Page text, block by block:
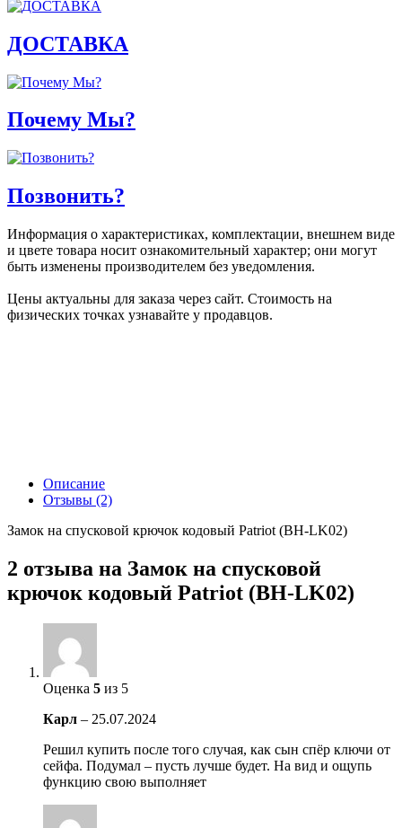
ДОСТАВКА
Почему Мы?
Позвонить?
Информация о характеристиках, комплектации, внешнем виде
и цвете товара носит ознакомительный характер; они могут
быть изменены производителем без уведомления.
Цены актуальны для заказа через сайт. Стоимость на
физических точках узнавайте у продавцов.
Описание
Отзывы (2)
Замок на спусковой крючок кодовый Patriot (BH-LK02)
2 отзыва на Замок на спусковой
крючок кодовый Patriot (BH-LK02)
Оценка 5 из 5
Карл – 25.07.2024
Решил купить после того случая, как сын спёр ключи от
сейфа. Подумал – пусть лучше будет. На вид и ощупь
функцию свою выполняет